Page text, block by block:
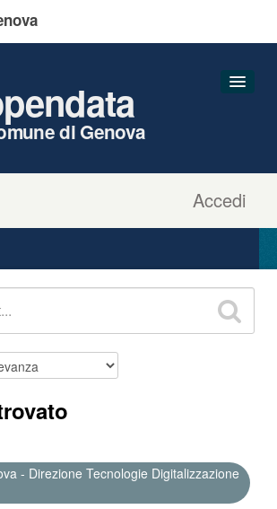
Accedi
di Genova
- Direzione Tecnologie Digitalizzazione